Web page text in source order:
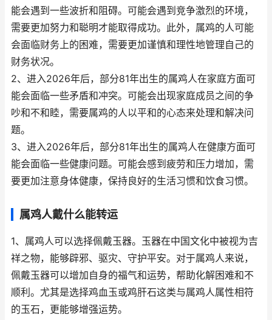
能会遇到一些波折和阻碍。可能会遇到竞争激烈的环境，
需要更加努力和聪明才能取得成功。此外，属鸡的人可能
会面临财务上的困难，需要更加谨慎和理性地管理自己的
财务状况。
2、进入2026年后，部分81年出生的属鸡人在家庭方面可
能会面临一些矛盾和冲突。可能会出现家庭成员之间的争
吵和不和睦，需要属鸡的人以平和的心态来处理和解决问
题。
3、进入2026年后，部分81年出生的属鸡人在健康方面可
能会面临一些健康问题。可能会感到疲劳和压力增加，需
要更加注意身体健康，保持良好的生活习惯和饮食习惯。
属鸡人戴什么能转运
1、属鸡人可以选择佩戴玉器。玉器在中国文化中被视为吉
祥之物，能够辟邪、驱灾、守护平安。对于属鸡人来说，
佩戴玉器可以增加自身的福气和运势，帮助化解困难和不
顺利。尤其是选择鸡血玉或鸡肝石这类与属鸡人属性相符
的玉石，更能够增强运势。